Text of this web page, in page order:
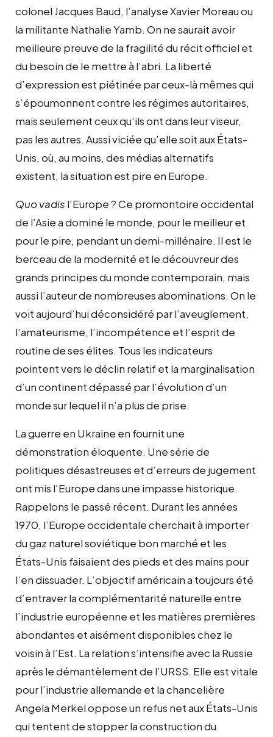
colonel Jacques Baud, l’analyse Xavier Moreau ou
la militante Nathalie Yamb. On ne saurait avoir
meilleure preuve de la fragilité du récit officiel et
du besoin de le mettre à l’abri. La liberté
d’expression est piétinée par ceux-là mêmes qui
s’époumonnent contre les régimes autoritaires,
mais seulement ceux qu’ils ont dans leur viseur,
pas les autres. Aussi viciée qu’elle soit aux États-
Unis, où, au moins, des médias alternatifs
existent, la situation est pire en Europe.
Quo vadis l’Europe ? Ce promontoire occidental
de l’Asie a dominé le monde, pour le meilleur et
pour le pire, pendant un demi-millénaire. Il est le
berceau de la modernité et le découvreur des
grands principes du monde contemporain, mais
aussi l’auteur de nombreuses abominations. On le
voit aujourd’hui déconsidéré par l’aveuglement,
l’amateurisme, l’incompétence et l’esprit de
routine de ses élites. Tous les indicateurs
pointent vers le déclin relatif et la marginalisation
d’un continent dépassé par l’évolution d’un
monde sur lequel il n’a plus de prise.
La guerre en Ukraine en fournit une
démonstration éloquente. Une série de
politiques désastreuses et d’erreurs de jugement
ont mis l’Europe dans une impasse historique.
Rappelons le passé récent. Durant les années
1970, l’Europe occidentale cherchait à importer
du gaz naturel soviétique bon marché et les
États-Unis faisaient des pieds et des mains pour
l’en dissuader. L’objectif américain a toujours été
d’entraver la complémentarité naturelle entre
l’industrie européenne et les matières premières
abondantes et aisément disponibles chez le
voisin à l’Est. La relation s’intensifie avec la Russie
après le démantèlement de l’URSS. Elle est vitale
pour l’industrie allemande et la chancelière
Angela Merkel oppose un refus net aux États-Unis
qui tentent de stopper la construction du